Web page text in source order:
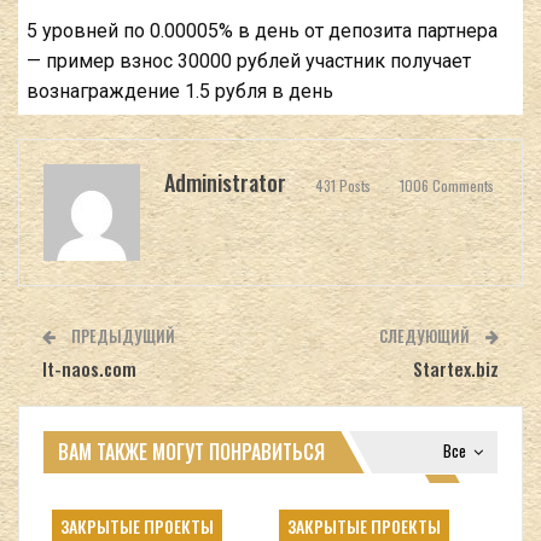
5 уровней по 0.00005% в день от депозита партнера
— пример взнос 30000 рублей участник получает
вознаграждение 1.5 рубля в день
Administrator 431 Posts 1006 Comments
ПРЕДЫДУЩИЙ
It-naos.com
СЛЕДУЮЩИЙ
Startex.biz
Все
ВАМ ТАКЖЕ МОГУТ ПОНРАВИТЬСЯ
ЗАКРЫТЫЕ ПРОЕКТЫ ЗАКРЫТЫЕ ПРОЕКТЫ